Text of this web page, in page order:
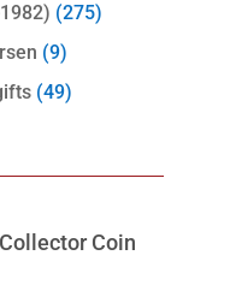
(275)
(9)
(49)
Coin